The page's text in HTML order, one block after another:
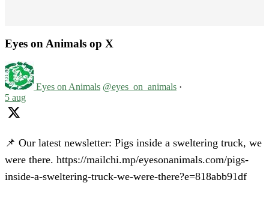
Eyes on Animals op X
Eyes on Animals @eyes_on_animals ·
5 aug
📌 Our latest newsletter: Pigs inside a sweltering truck, we
were there. https://mailchi.mp/eyesonanimals.com/pigs-
inside-a-sweltering-truck-we-were-there?e=818abb91df